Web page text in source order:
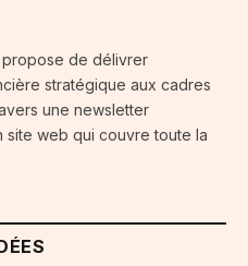
propose de délivrer
stratégique aux cadres
une newsletter
site web qui couvre toute la